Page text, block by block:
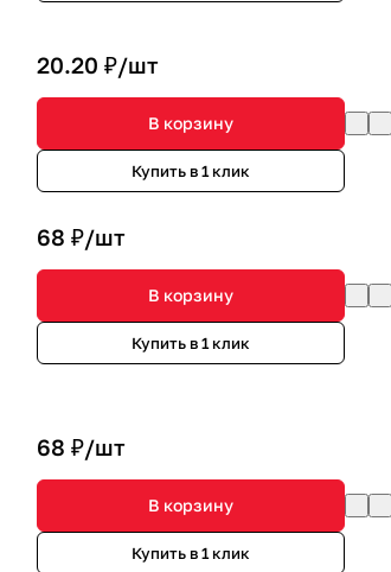
20.20 ₽/шт
В корзину
Купить в 1 клик
68 ₽/шт
В корзину
Купить в 1 клик
68 ₽/шт
В корзину
Купить в 1 клик